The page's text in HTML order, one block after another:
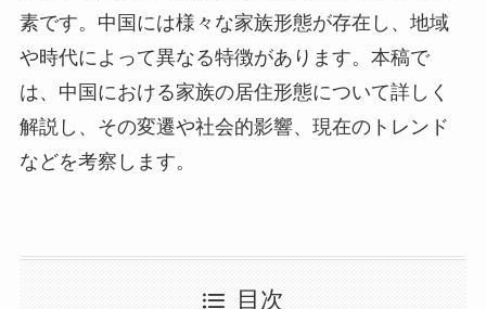
素です。中国には様々な家族形態が存在し、地域
や時代によって異なる特徴があります。本稿で
は、中国における家族の居住形態について詳しく
解説し、その変遷や社会的影響、現在のトレンド
などを考察します。
目次